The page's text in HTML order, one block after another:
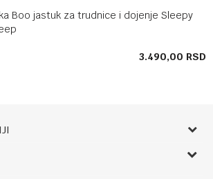
Boo jastuk za trudnice i dojenje Sleepy
3.490,00 RSD